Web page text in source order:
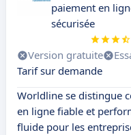
paiement en
sécurisée
Version gratuite
Tarif sur demande
Worldline se distingue
en ligne fiable et
fluide pour les